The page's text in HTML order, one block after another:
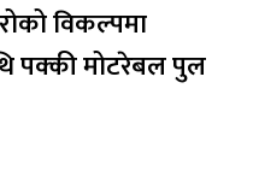
विकल्पमा
पक्की मोटरेबल पुल